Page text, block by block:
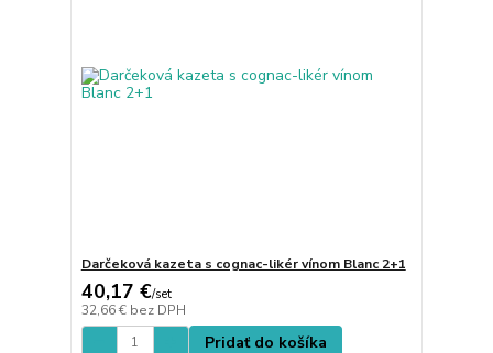
Darčeková kazeta s cognac-likér vínom Blanc 2+1
40,17 €/set
32,66 € bez DPH
Pridať do košíka